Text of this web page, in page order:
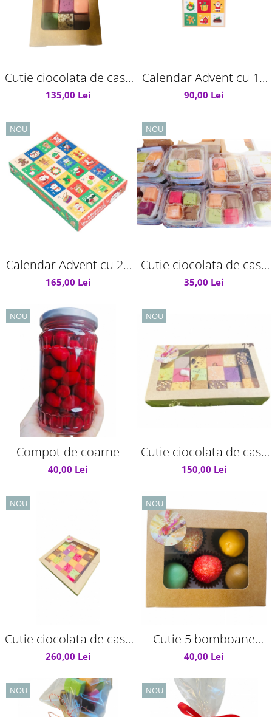
Cutie ciocolata de casa
cu fructe
135,00 Lei
Calendar Advent cu 12
de bucăți de ciocolată
90,00 Lei
NOU
Calendar Advent cu 24
de bucăți de ciocolată
165,00 Lei
NOU
Cutie ciocolata de casa
asortata
35,00 Lei
NOU
Compot de coarne
40,00 Lei
NOU
Cutie ciocolata de casa
cu fructe
150,00 Lei
NOU
Cutie ciocolata de casa
asortata
260,00 Lei
NOU
Cutie 5 bomboane
ciocolata de casa
40,00 Lei
NOU NOU